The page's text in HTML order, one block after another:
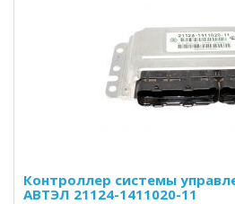
Контроллер системы
АВТЭЛ 21124-1411020-11